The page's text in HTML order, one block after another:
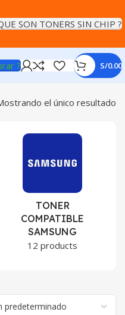
SON TONERS SIN CHIP ?
? S/0.00
el único resultado
TONER
COMPATIBLE
SAMSUNG
12 products